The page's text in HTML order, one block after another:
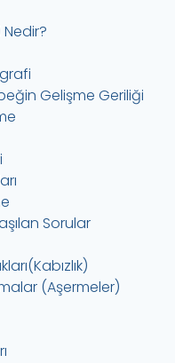
Gelişme Geriliği
Sorular
(Aşermeler)